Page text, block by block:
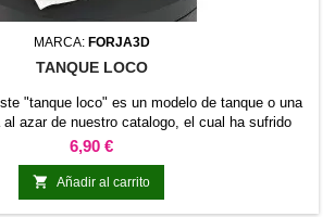
MARCA: FORJA3D
TANQUE LOCO
"tanque loco" es un modelo de tanque o una
azar de nuestro catalogo, el cual ha sufrido
la impresión, ocasionando una impresión
pueden ser una deformación en una rueda,
o una raja que vaya de lado a lado del
También pueden ser solo...
Precio
6,90 €
 Añadir al carrito